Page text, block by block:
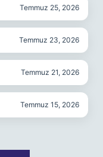
Temmuz 25, 2026
Temmuz 23, 2026
Temmuz 21, 2026
Temmuz 15, 2026